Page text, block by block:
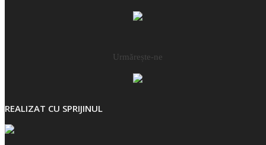
Urmărește-ne
REALIZAT CU SPRIJINUL